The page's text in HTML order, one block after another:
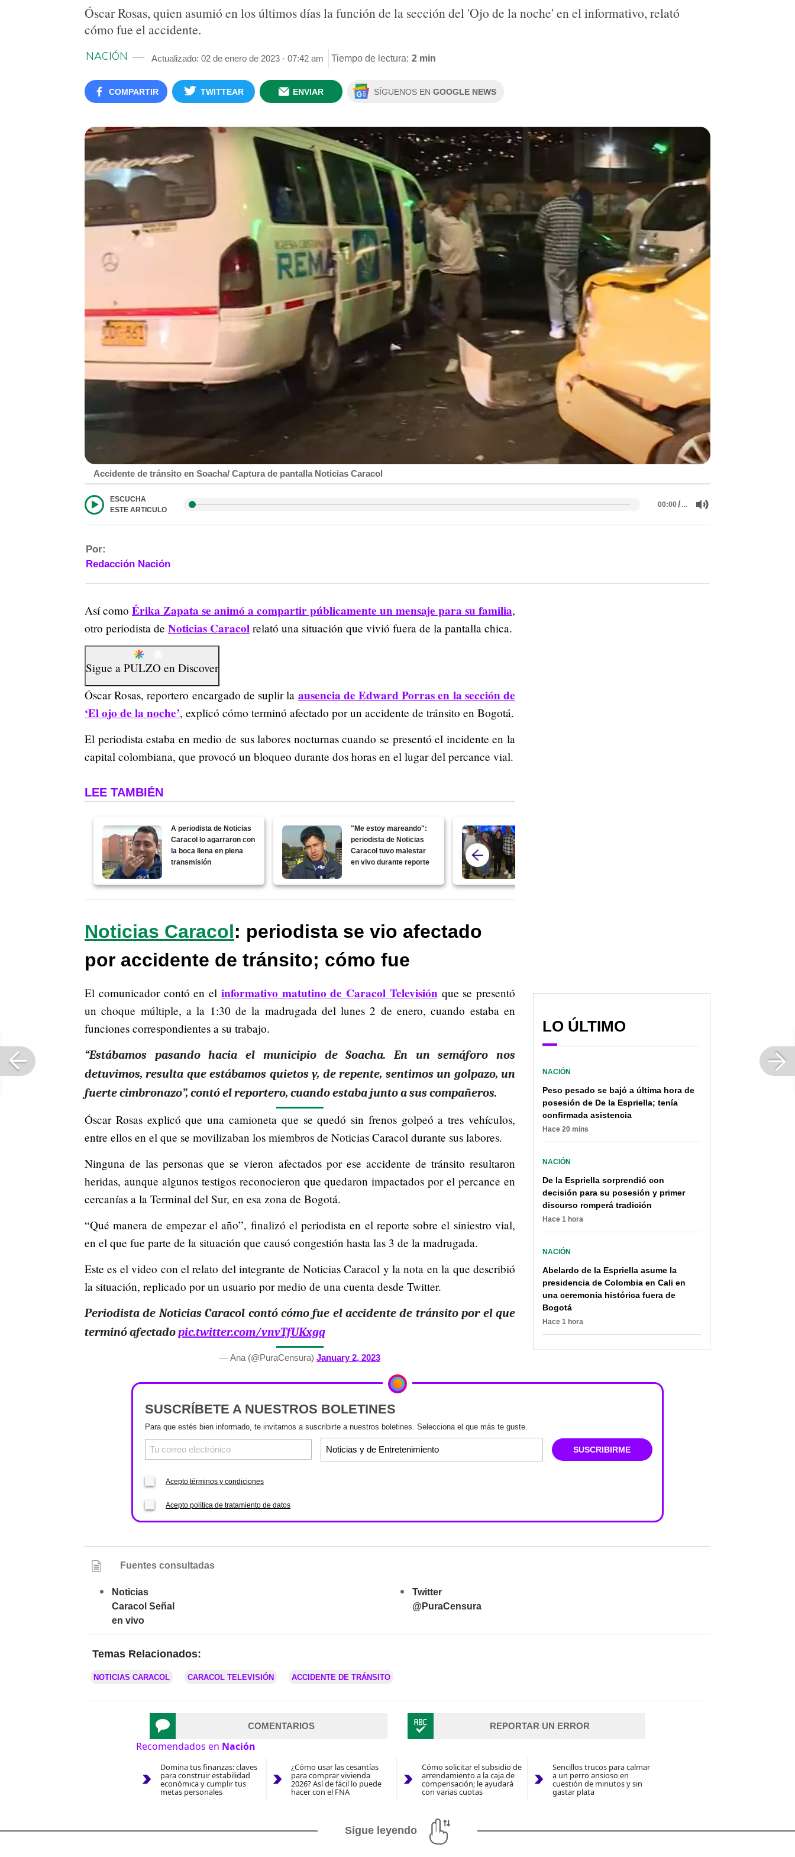
Óscar Rosas, quien asumió en los últimos días la función de la sección del 'Ojo de la noche' en el informativo, relató
cómo fue el accidente.
NACIÓN Actualizado: 02 de enero de 2023 - 07:42 am Tiempo de lectura: 2 min
COMPARTIR TWITTEAR ENVIAR SÍGUENOS EN GOOGLE NEWS
Accidente de tránsito en Soacha/ Captura de pantalla Noticias Caracol
ESCUCHA
ESTE ARTICULO
00:00/…
Por:
Redacción Nación
Así como Érika Zapata se animó a compartir públicamente un mensaje para su familia,
otro periodista de Noticias Caracol relató una situación que vivió fuera de la pantalla chica.
Sigue a PULZO en Discover
Óscar Rosas, reportero encargado de suplir la ausencia de Edward Porras en la sección de
‘El ojo de la noche’, explicó cómo terminó afectado por un accidente de tránsito en Bogotá.
El periodista estaba en medio de sus labores nocturnas cuando se presentó el incidente en la
capital colombiana, que provocó un bloqueo durante dos horas en el lugar del percance vial.
LEE TAMBIÉN
A periodista de Noticias
Caracol lo agarraron con
la boca llena en plena
transmisión
"Me estoy mareando":
periodista de Noticias
Caracol tuvo malestar
en vivo durante reporte
Noticias Caracol: periodista se vio afectado
por accidente de tránsito; cómo fue
El comunicador contó en el informativo matutino de Caracol Televisiónque se presentó
un choque múltiple, a la 1:30 de la madrugada del lunes 2 de enero, cuando estaba en
funciones correspondientes a su trabajo.
“Estábamos pasando hacia el municipio de Soacha. En un semáforo nos
detuvimos, resulta que estábamos quietos y, de repente, sentimos un golpazo, un
fuerte cimbronazo”, contó el reportero, cuando estaba junto a sus compañeros.
Óscar Rosas explicó que una camioneta que se quedó sin frenos golpeó a tres vehículos,
entre ellos en el que se movilizaban los miembros de Noticias Caracol durante sus labores.
Ninguna de las personas que se vieron afectados por ese accidente de tránsito resultaron
heridas, aunque algunos testigos reconocieron que quedaron impactados por el percance en
cercanías a la Terminal del Sur, en esa zona de Bogotá.
“Qué manera de empezar el año”, finalizó el periodista en el reporte sobre el siniestro vial,
en el que fue parte de la situación que causó congestión hasta las 3 de la madrugada.
Este es el video con el relato del integrante de Noticias Caracol y la nota en la que describió
la situación, replicado por un usuario por medio de una cuenta desde Twitter.
Periodista de Noticias Caracol contó cómo fue el accidente de tránsito por el que
terminó afectadopic.twitter.com/vnvTfUKxgq
— Ana (@PuraCensura) January 2, 2023
LO ÚLTIMO
NACIÓN
Peso pesado se bajó a última hora de
posesión de De la Espriella; tenía
confirmada asistencia
Hace 20 mins
NACIÓN
De la Espriella sorprendió con
decisión para su posesión y primer
discurso romperá tradición
Hace 1 hora
NACIÓN
Abelardo de la Espriella asume la
presidencia de Colombia en Cali en
una ceremonia histórica fuera de
Bogotá
Hace 1 hora
SUSCRÍBETE A NUESTROS BOLETINES
Para que estés bien informado, te invitamos a suscribirte a nuestros boletines. Selecciona el que más te guste.
SUSCRIBIRME
Acepto términos y condiciones
Acepto política de tratamiento de datos
Fuentes consultadas
Noticias
Caracol Señal
en vivo
Twitter
@PuraCensura
Temas Relacionados:
NOTICIAS CARACOL CARACOL TELEVISIÓN ACCIDENTE DE TRÁNSITO
COMENTARIOS REPORTAR UN ERROR
Recomendados en Nación
Domina tus finanzas: claves
para construir estabilidad
económica y cumplir tus
metas personales
¿Cómo usar las cesantías
para comprar vivienda
2026? Así de fácil lo puede
hacer con el FNA
Cómo solicitar el subsidio de
arrendamiento a la caja de
compensación; le ayudará
con varias cuotas
Sencillos trucos para calmar
a un perro ansioso en
cuestión de minutos y sin
gastar plata
Sigue leyendo